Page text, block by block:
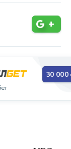
+
30 000